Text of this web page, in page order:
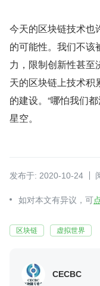
今天的区块链技术也
的可能性。我们不该
力，限制创新性甚至
天的区块链上技术积
的建设。“哪怕我们
星空。
发布于: 2020-10-24
如对本文有异议，可
区块链 虚拟世界
CECBC